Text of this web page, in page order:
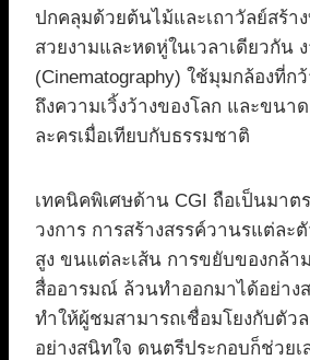
ปกคลุมด้วยต้นไม้และเถาวัลย์สร้า
สวยงามและหดหู่ในเวลาเดียวกัน
(Cinematography) ใช้มุมกล้องที่ก
ถึงความเวิ้งว้างของโลก และขนา
ละครเมื่อเทียบกับธรรมชาติ
เทคนิคพิเศษด้าน CGI ถือเป็นมาต
วงการ การสร้างสรรค์วานรแต่ละ
สูง ขนแต่ละเส้น การขยับของกล้า
สื่ออารมณ์ ล้วนทำออกมาได้อย่าง
ทำให้ผู้ชมสามารถเชื่อมโยงกับตัว
อย่างสนิทใจ ดนตรีประกอบก็ช่วยเ